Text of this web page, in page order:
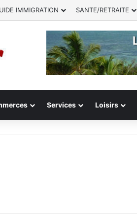
IMMIGRATION SANTE/RETRAITE
Services Loisirs